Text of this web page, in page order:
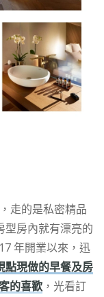
走的是私密精品
型房內就有漂亮的
年開業以來，迅
點現做的早餐及房
的喜歡，光看訂